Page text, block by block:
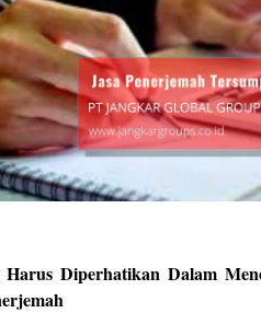
Diperhatikan Dalam